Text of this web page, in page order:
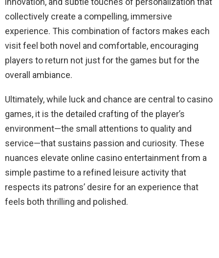
collectively create a compelling, immersive
experience. This combination of factors makes each
visit feel both novel and comfortable, encouraging
players to return not just for the games but for the
overall ambiance.
Ultimately, while luck and chance are central to casino
games, it is the detailed crafting of the player’s
environment—the small attentions to quality and
service—that sustains passion and curiosity. These
nuances elevate online casino entertainment from a
simple pastime to a refined leisure activity that
respects its patrons’ desire for an experience that
feels both thrilling and polished.